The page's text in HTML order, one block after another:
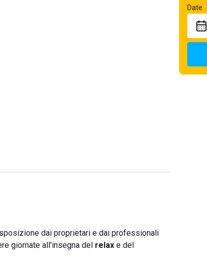
dai proprietari e dai professionali
giornate all'insegna del relax e del
Date